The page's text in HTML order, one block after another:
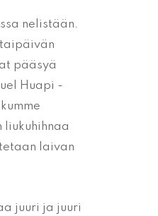
nelistään.
pääsyä
Huapi -
laivan
juuri ja juuri